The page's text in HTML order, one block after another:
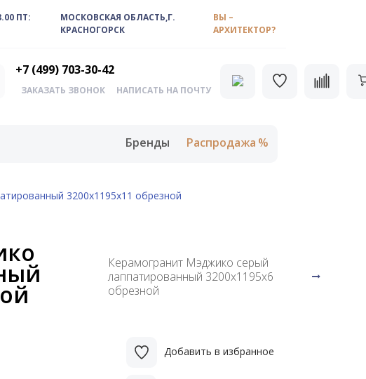
ПТ:
МОСКОВСКАЯ ОБЛАСТЬ,Г.
КРАСНОГОРСК
ВЫ –
АРХИТЕКТОР?
+7 (499) 703-30-42
ЗАКАЗАТЬ ЗВОНОК НАПИСАТЬ НА ПОЧТУ
Бренды Распродажа
3200х1195х11 обрезной
Керамогранит Мэджико серый
лаппатированный 3200х1195х6
обрезной
Добавить в избранное